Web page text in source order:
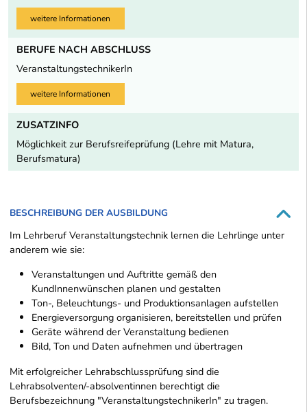
weitere Informationen
BERUFE NACH ABSCHLUSS
VeranstaltungstechnikerIn
weitere Informationen
ZUSATZINFO
Möglichkeit zur Berufsreifeprüfung (Lehre mit Matura,
Berufsmatura)
BESCHREIBUNG DER AUSBILDUNG
Im Lehrberuf Veranstaltungstechnik lernen die Lehrlinge unter
anderem wie sie:
Veranstaltungen und Auftritte gemäß den
KundInnenwünschen planen und gestalten
Ton-, Beleuchtungs- und Produktionsanlagen aufstellen
Energieversorgung organisieren, bereitstellen und prüfen
Geräte während der Veranstaltung bedienen
Bild, Ton und Daten aufnehmen und übertragen
Mit erfolgreicher Lehrabschlussprüfung sind die
Lehrabsolventen/-absolventinnen berechtigt die
Berufsbezeichnung "VeranstaltungstechnikerIn" zu tragen.